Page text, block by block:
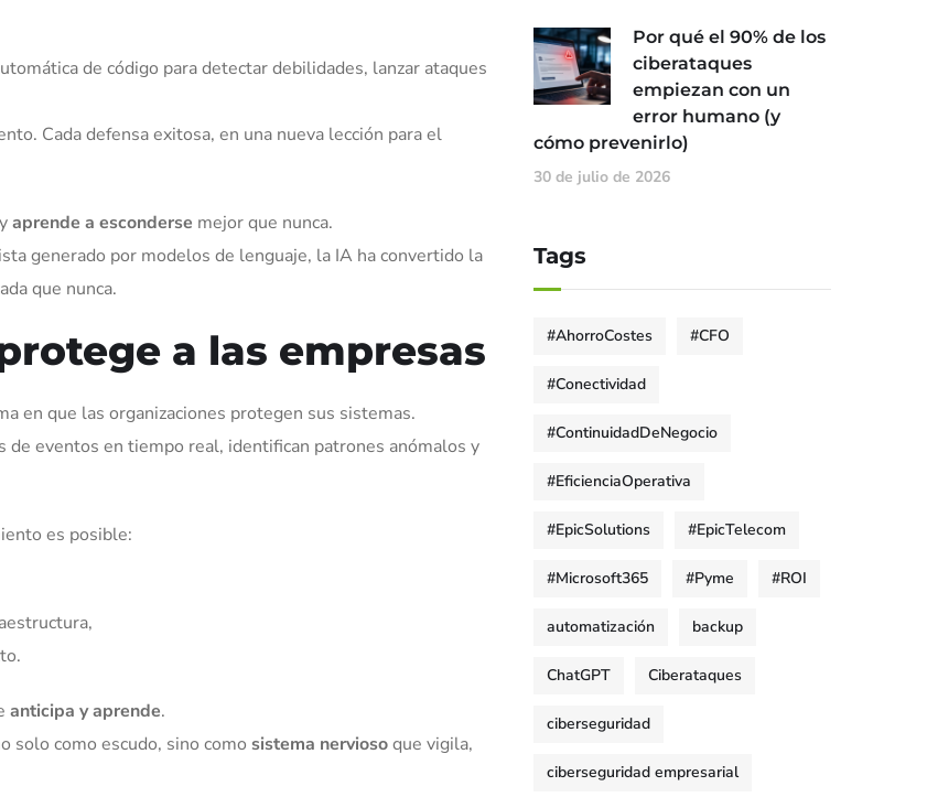
de código para detectar debilidades, lanzar ataques
Cada defensa exitosa, en una nueva lección para el
aprende a esconderse mejor que nunca.
generado por modelos de lenguaje, la IA ha convertido la
que nunca.
a las empresas
en que las organizaciones protegen sus sistemas.
eventos en tiempo real, identifican patrones anómalos y
es posible:
anticipa y aprende.
solo como escudo, sino como sistema nerviosoque vigila,
Por qué el 90% de los
ciberataques
empiezan con un
error humano (y
cómo prevenirlo)
30 de julio de 2026
Tags
#AhorroCostes #CFO
#Conectividad
#ContinuidadDeNegocio
#EficienciaOperativa
#EpicSolutions #EpicTelecom
#Microsoft365 #Pyme #ROI
automatización backup
ChatGPT Ciberataques
ciberseguridad
ciberseguridad empresarial